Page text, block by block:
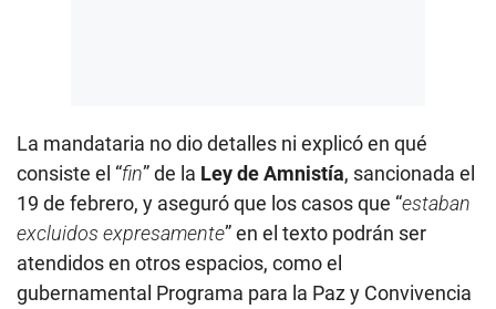
La mandataria no dio detalles ni explicó en qué
consiste el “fin” de la Ley de Amnistía, sancionada el
19 de febrero, y aseguró que los casos que “estaban
excluidos expresamente” en el texto podrán ser
atendidos en otros espacios, como el
gubernamental Programa para la Paz y Convivencia